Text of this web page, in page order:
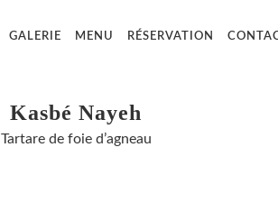
GALERIE MENU RÉSERVATION
Kasbé Nayeh
Tartare de foie d’agneau